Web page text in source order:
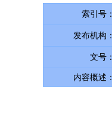
索引号：
发布机构：
文号：
内容概述：